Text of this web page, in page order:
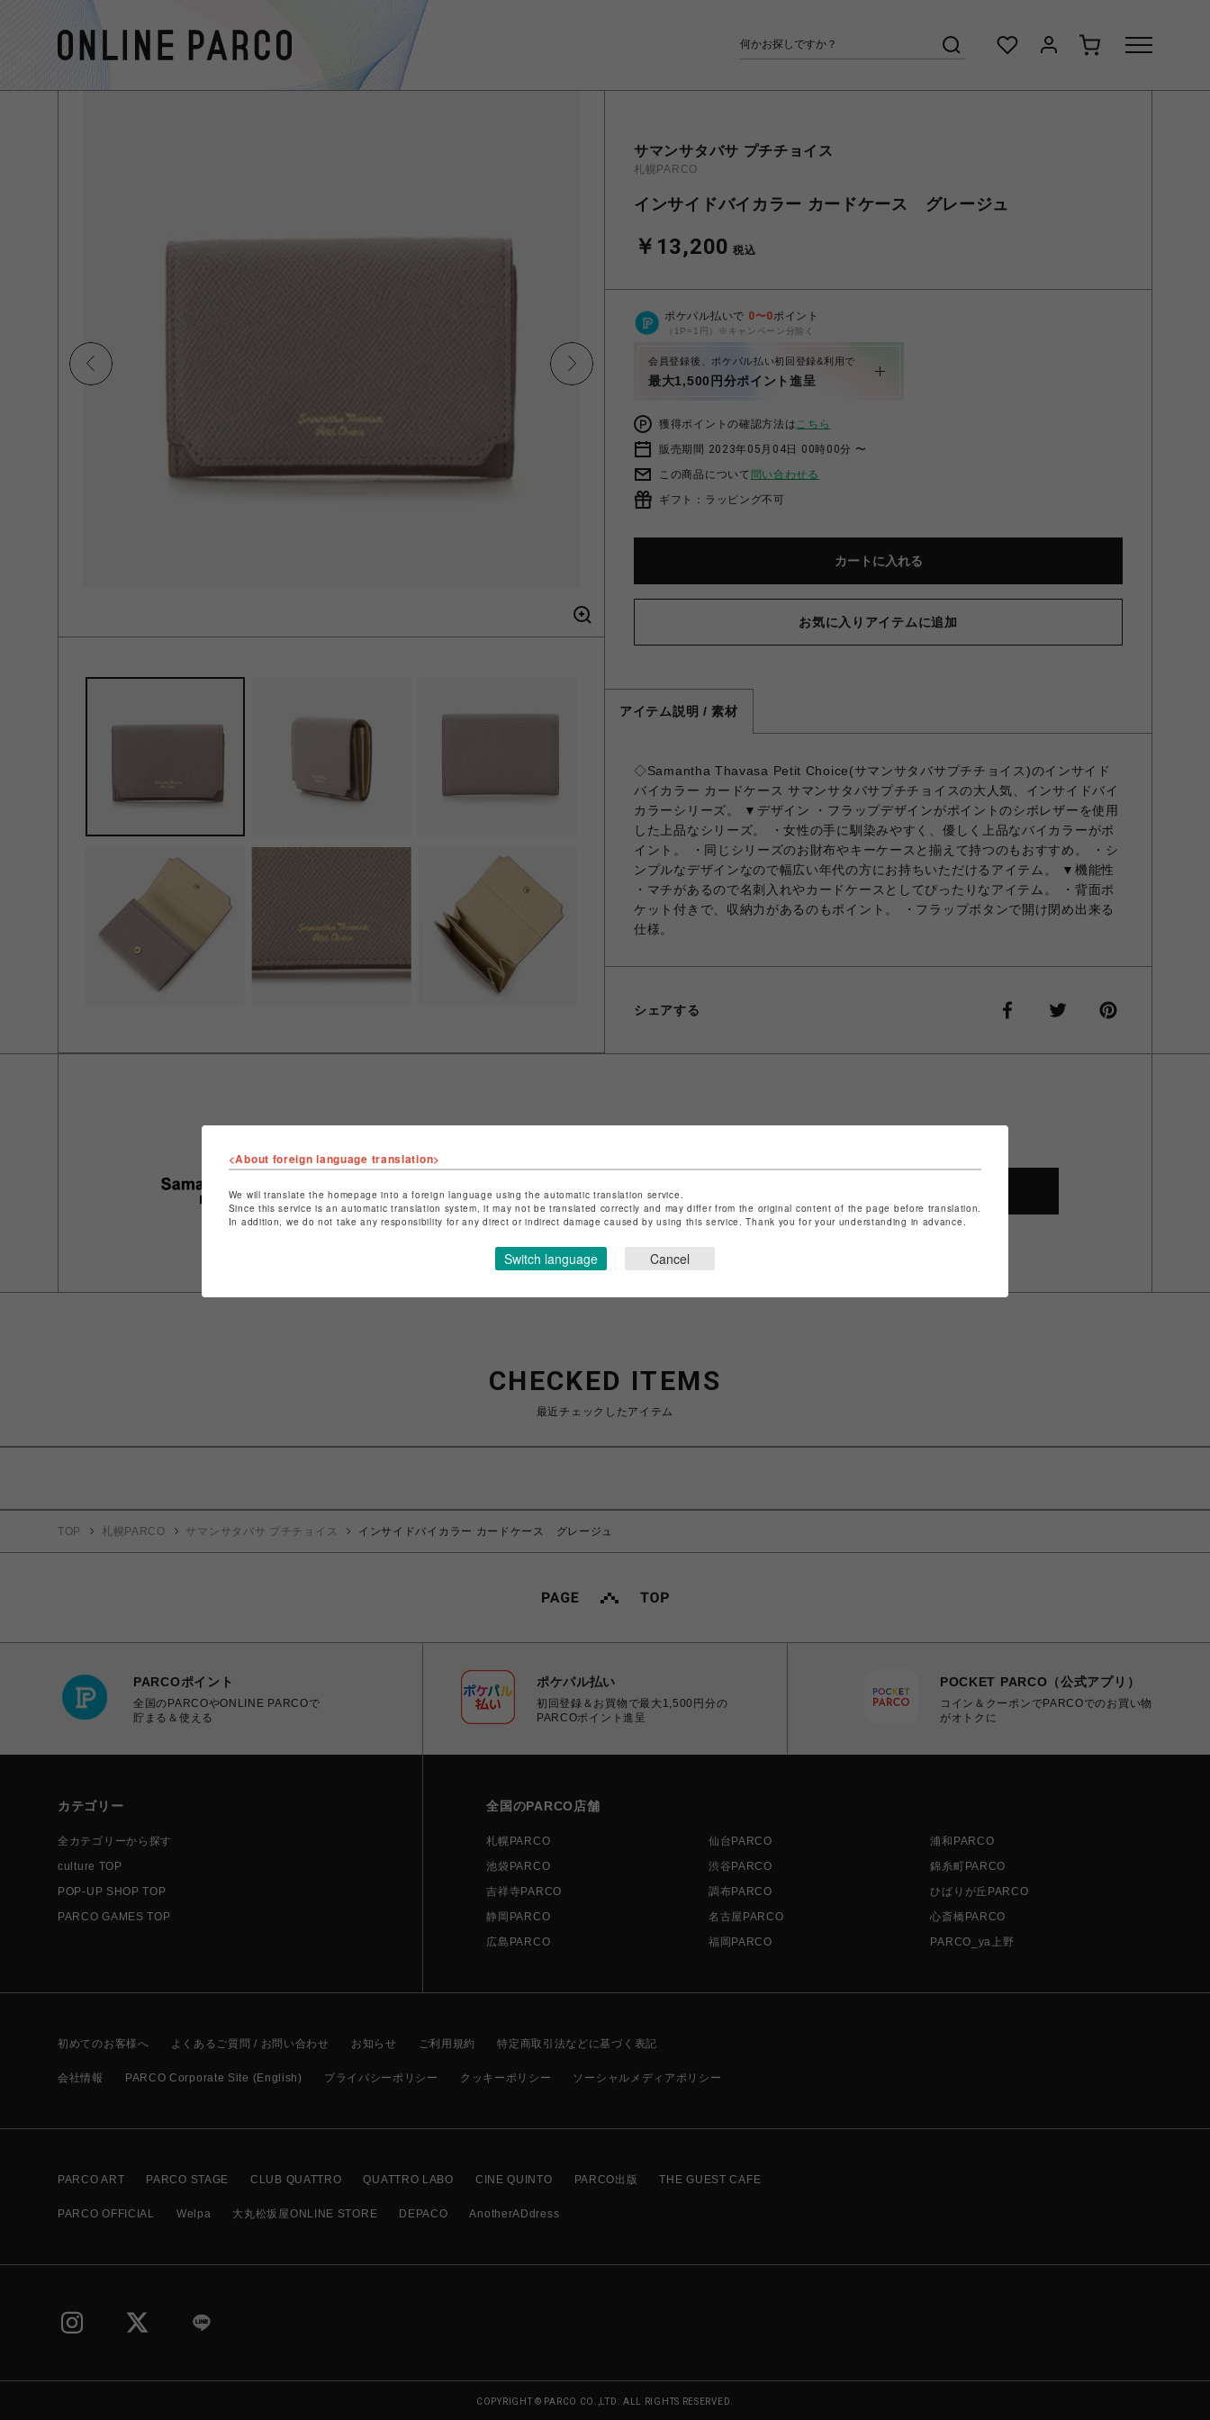
サマンサタバサ プチチョイス
札幌PARCO
インサイドバイカラー カードケース グレージュ
￥13,200 税込
ポケパル払いで 0〜0ポイント
（1P=1円）※キャンペーン分除く
会員登録後、ポケパル払い初回登録&利用で
最大1,500円分ポイント進呈
獲得ポイントの確認方法はこちら
販売期間 2023年05月04日 00時00分 〜
この商品について 問い合わせる
ギフト：ラッピング不可
カートに入れる
お気に入りアイテムに追加
アイテム説明 / 素材
◇Samantha Thavasa Petit Choice(サマンサタバサプチチョイス)のインサイド
バイカラー カードケース サマンサタバサプチチョイスの大人気、インサイドバイ
カラーシリーズ。 ▼デザイン ・フラップデザインがポイントのシボレザーを使用
した上品なシリーズ。 ・女性の手に馴染みやすく、優しく上品なバイカラーがポ
イント。 ・同じシリーズのお財布やキーケースと揃えて持つのもおすすめ。 ・シ
ンプルなデザインなので幅広い年代の方にお持ちいただけるアイテム。 ▼機能性
・マチがあるので名刺入れやカードケースとしてぴったりなアイテム。 ・背面ポ
ケット付きで、収納力があるのもポイント。 ・フラップボタンで開け閉め出来る
仕様。
シェアする
店舗名
札幌PARCO
特定商取引法など法令に基づく表記はこちら
CHECKED ITEMS
最近チェックしたアイテム
TOP 札幌PARCO サマンサタバサ プチチョイス インサイドバイカラー カードケース グレージュ
PARCOポイント
全国のPARCOやONLINE PARCOで
貯まる＆使える
ポケパル払い
初回登録＆お買物で最大1,500円分の
PARCOポイント進呈
POCKET PARCO（公式アプリ）
コイン＆クーポンでPARCOでのお買い物
がオトクに
カテゴリー
全カテゴリーから探す
culture TOP
POP-UP SHOP TOP
PARCO GAMES TOP
全国のPARCO店舗
札幌PARCO 仙台PARCO
浦和PARCO
池袋PARCO
渋谷PARCO
錦糸町PARCO
吉祥寺PARCO
調布PARCO
ひばりが丘PARCO
静岡PARCO
名古屋PARCO
心斎橋PARCO
広島PARCO
福岡PARCO PARCO_ya上野
初めてのお客様へ よくあるご質問 / お問い合わせ お知らせ ご利用規約 特定商取引法などに基づく表記
会社情報 PARCO Corporate Site (English) プライバシーポリシー クッキーポリシー ソーシャルメディアポリシー
PARCO ART PARCO STAGE CLUB QUATTRO QUATTRO LABO CINE QUINTO PARCO出版 THE GUEST CAFE
PARCO OFFICIAL Welpa 大丸松坂屋ONLINE STORE DEPACO AnotherADdress
COPYRIGHT © PARCO CO.,LTD. ALL RIGHTS RESERVED.
<About foreign language translation>
We will translate the homepage into a foreign language using the automatic translation service.
Since this service is an automatic translation system, it may not be translated correctly and may differ from the original content of the page before translation.
In addition, we do not take any responsibility for any direct or indirect damage caused by using this service. Thank you for your understanding in advance.
Switch language Cancel